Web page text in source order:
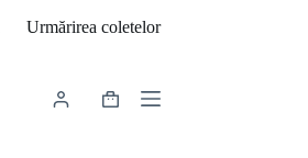
Urmărirea coletelor
Coș